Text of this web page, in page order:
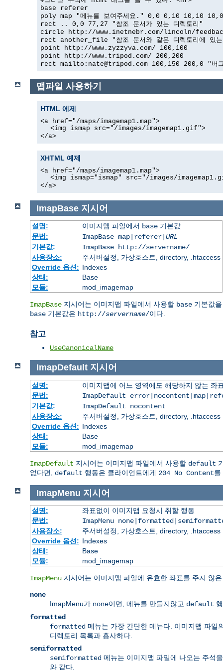
base referer
poly map "메뉴를 보여주세요." 0,0 0,10 10,10 10,0
rect .. 0,0 77,27 "참조 문서가 있는 디렉토리"
circle http://www.inetnebr.com/lincoln/
rect another_file "참조 문서와 같은 디렉토리에 있
point http://www.zyzzyva.com/ 100,100
point http://www.tripod.com/ 200,200
rect mailto:nate@tripod.com 100,150 200,0 "버
맵파일 사용하기
HTML 에제
<a href="/maps/imagemap1.map">
<img ismap src="/images/imagemap1.gif">
</a>
XHTML 예제
<a href="/maps/imagemap1.map">
<img ismap="ismap" src="/images/
</a>
ImapBase 지시어
설명: 이미지맵 파일에서 base기본값
문법:
ImapBase map|referer| URL
기본값:
ImapBase http://servername/
사용장소:
주서버설정, 가상호스트, directory, .htaccess
Override 옵션: Indexes
상태:
Base
모듈:
mod_imagemap
ImapBase 지시어는 이미지맵 파일에서 사용할 base 기본값
base 기본값은 http://servername/이다.
참고
UseCanonicalName
ImapDefault 지시어
설명:
이미지맵에 어느 영역에도 해당하지 않는 좌
문법:
ImapDefault
기본값:
ImapDefault nocontent
사용장소:
주서버설정, 가상호스트, directory, .htaccess
Override 옵션: Indexes
상태:
Base
모듈:
mod_imagemap
ImapDefault 지시어는 이미지맵 파일에서 사용할 default
없다면, default 행동은 클라이언트에게 204 No Content
ImapMenu 지시어
설명:
좌표없이 이미지맵 요청시 취할 행동
문법:
ImapMenu
사용장소:
주서버설정, 가상호스트, directory, .htaccess
Override 옵션: Indexes
상태:
Base
모듈:
mod_imagemap
ImapMenu 지시어는 이미지맵 파일에 유효한 좌표를 주지 않
none
ImapMenu가 none이면, 메뉴를 만들지않고 default
formatted
formatted 메뉴는 가장 간단한 메뉴다. 이미지맵 파일
디렉토리 목록과 흡사하다.
semiformatted
semiformatted 메뉴는 이미지맵 파일에 나오는 주석
와 같다.